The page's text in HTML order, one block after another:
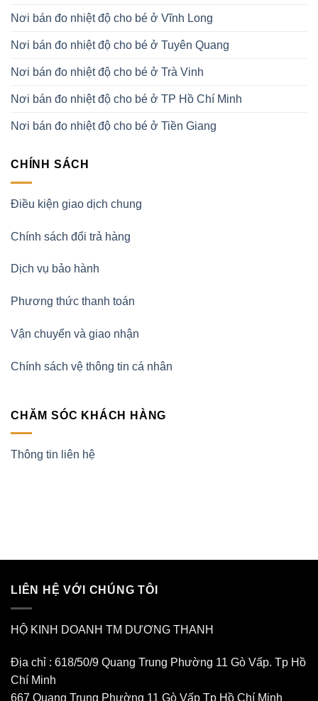
Nơi bán đo nhiệt độ cho bé ở Vĩnh Long
Nơi bán đo nhiệt độ cho bé ở Tuyên Quang
Nơi bán đo nhiệt độ cho bé ở Trà Vinh
Nơi bán đo nhiệt độ cho bé ở TP Hồ Chí Minh
Nơi bán đo nhiệt độ cho bé ở Tiền Giang
CHÍNH SÁCH
Điều kiện giao dịch chung
Chính sách đổi trả hàng
Dịch vụ bảo hành
Phương thức thanh toán
Vận chuyển và giao nhận
Chính sách vệ thông tin cá nhân
CHĂM SÓC KHÁCH HÀNG
Thông tin liên hệ
LIÊN HỆ VỚI CHÚNG TÔI
HỘ KINH DOANH TM DƯƠNG THANH
Địa chỉ : 618/50/9 Quang Trung Phường 11 Gò Vấp. Tp Hồ
Chí Minh
667 Quang Trung Phường 11 Gò Vấp Tp Hồ Chí Minh